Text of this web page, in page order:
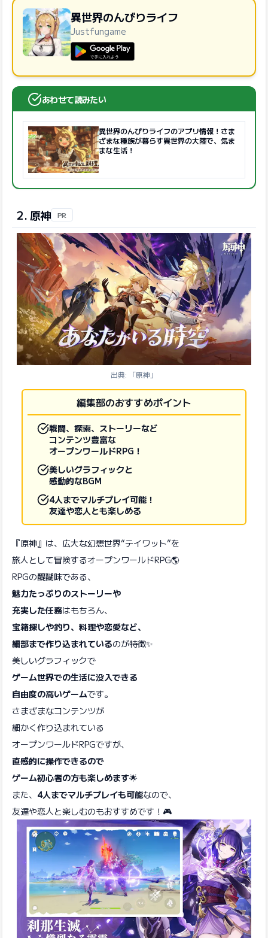
異世界のんびりライフ
Justfungame
あわせて読みたい
異世界のんびりライフのアプリ情報！さま
ざまな種族が暮らす異世界の大陸で、気ま
まな生活！
2. 原神 PR
出典: 「原神」
編集部のおすすめポイント
戦闘、探索、ストーリーなど
コンテンツ豊富な
オープンワールドRPG！
美しいグラフィックと
感動的なBGM
4人までマルチプレイ可能！
友達や恋人とも楽しめる
『原神』は、広大な幻想世界“テイワット”を
旅人として冒険するオープンワールドRPG🌎
RPGの醍醐味である、
魅力たっぷりのストーリーや
充実した任務はもちろん、
宝箱探しや釣り、料理や恋愛など、
細部まで作り込まれているのが特徴✨
美しいグラフィックで
ゲーム世界での生活に没入できる
自由度の高いゲームです。
さまざまなコンテンツが
細かく作り込まれている
オープンワールドRPGですが、
直感的に操作できるので
ゲーム初心者の方も楽しめます🌟
また、 4人までマルチプレイも可能なので、
友達や恋人と楽しむのもおすすめです！🎮